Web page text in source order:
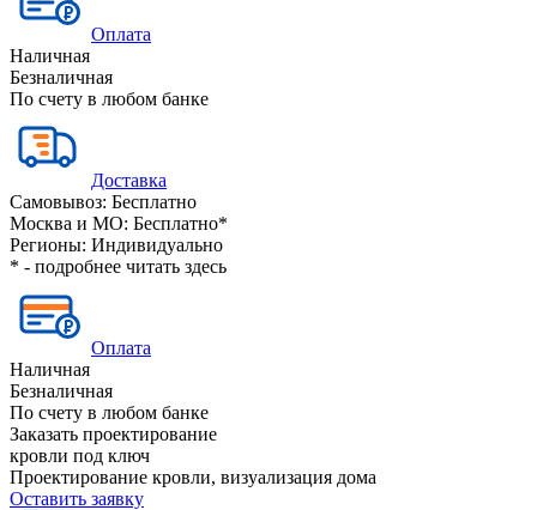
Оплата
Наличная
Безналичная
По счету в любом банке
Доставка
Самовывоз: Бесплатно
Москва и МО: Бесплатно*
Регионы: Индивидуально
* - подробнее читать здесь
Оплата
Наличная
Безналичная
По счету в любом банке
Заказать проектирование
кровли под ключ
Проектирование кровли, визуализация дома
Оставить заявку